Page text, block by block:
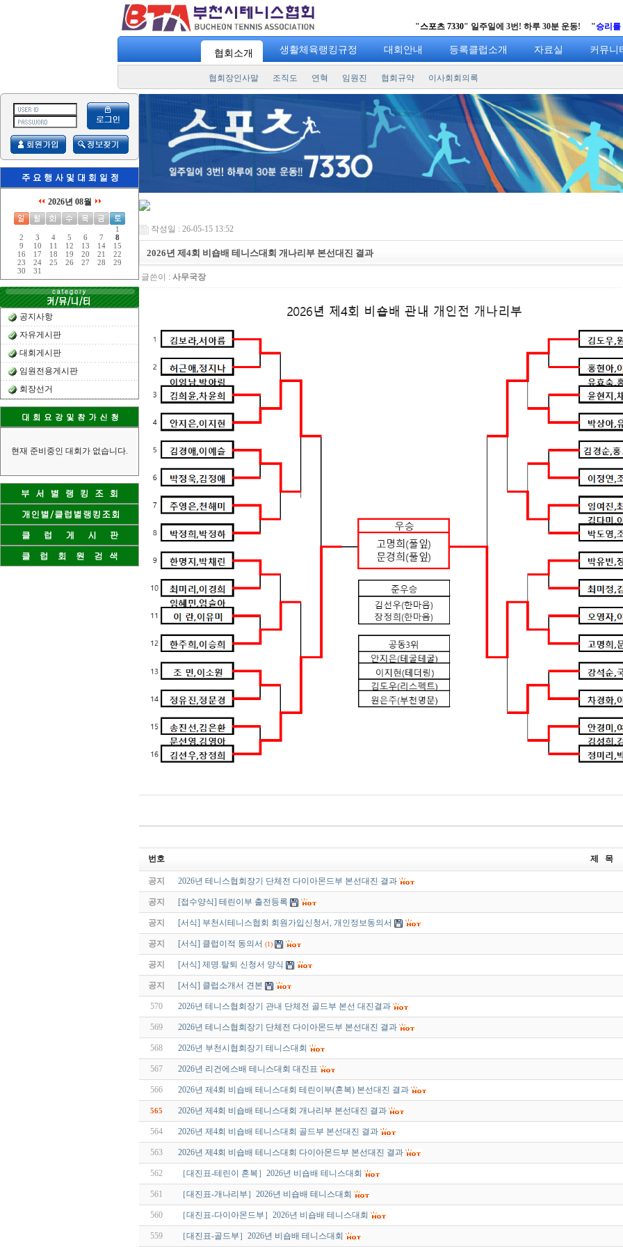
스포츠 7330 " 일주일에 3번! 하루 30분 운동! "승리를 향
협회소개 생활체육랭킹규정 대회안내 등록클럽소개 자료실 커뮤니
협회장인사말 조직도 연혁 임원진 협회규약 이사회회의록
2026년 08월
1
2
3 4 5 6 7
8
9
10 11 12 13 14
15
16
17 18 19 20 21
22
23
24 25 26 27 28
29
30
31
공지사항
자유게시판
대회게시판
임원전용게시판
회장선거
현재 준비중인 대회가 없습니다.
작성일 : 26-05-15 13:52
2026년 제4회 비숍배 테니스대회 개나리부 본선대진 결과
글쓴이 : 사무국장
번호 제 목
공지 2026년 테니스협회장기 단체전 다이아몬드부 본선대진 결과
공지 [접수양식] 테린이부 출전등록
공지 [서식] 부천시테니스협회 회원가입신청서, 개인정보동의서
공지 [서식] 클럽이적 동의서 (1)
공지 [서식] 제명.탈퇴 신청서 양식
공지 [서식] 클럽소개서 견본
570 2026년 테니스협회장기 관내 단체전 골드부 본선 대진결과
569 2026년 테니스협회장기 단체전 다이아몬드부 본선대진 결과
568 2026년 부천시협회장기 테니스대회
567 2026년 리건에스배 테니스대회 대진표
566 2026년 제4회 비숍배 테니스대회 테린이부(혼복) 본선대진 결과
565 2026년 제4회 비숍배 테니스대회 개나리부 본선대진 결과
564 2026년 제4회 비숍배 테니스대회 골드부 본선대진 결과
563 2026년 제4회 비숍배 테니스대회 다이아몬드부 본선대진 결과
562 ［대진표-테린이 혼복］2026년 비숍배 테니스대회
561 ［대진표-개나리부］2026년 비숍배 테니스대회
560 ［대진표-다이아몬드부］2026년 비숍배 테니스대회
559 ［대진표-골드부］2026년 비숍배 테니스대회